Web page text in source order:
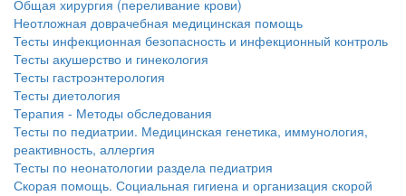
Общая хирургия (переливание крови)
Неотложная доврачебная медицинская помощь
Тесты инфекционная безопасность и инфекционный контроль
Тесты акушерство и гинекология
Тесты гастроэнтерология
Тесты диетология
Терапия - Методы обследования
Тесты по педиатрии. Медицинская генетика, иммунология,
реактивность, аллергия
Тесты по неонатологии раздела педиатрия
Скорая помощь. Социальная гигиена и организация скорой